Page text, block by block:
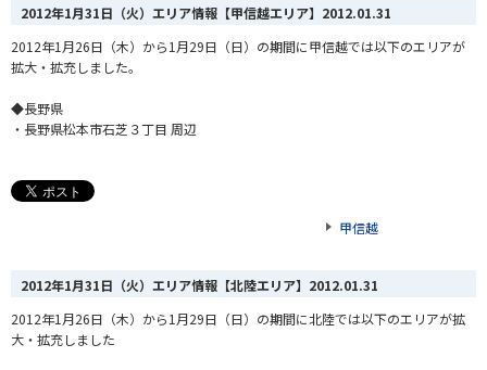
2012年1月31日（火）エリア情報【甲信越エリア】 2012.01.31
2012年1月26日（木）から1月29日（日）の期間に甲信越では以下のエリアが
拡大・拡充しました。
◆長野県
・長野県松本市石芝３丁目 周辺
甲信越
2012年1月31日（火）エリア情報【北陸エリア】 2012.01.31
2012年1月26日（木）から1月29日（日）の期間に北陸では以下のエリアが拡
大・拡充しました